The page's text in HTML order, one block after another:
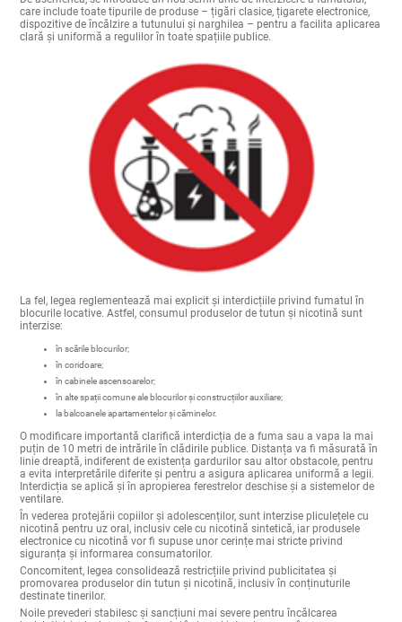
De asemenea, se introduce un nou semn unic de interzicere a fumatului,
care include toate tipurile de produse – țigări clasice, țigarete electronice,
dispozitive de încălzire a tutunului și narghilea – pentru a facilita aplicarea
La fel, legea reglementează mai explicit și interdicțiile privind fumatul în
blocurile locative. Astfel, consumul produselor de tutun și nicotină sunt
interzise:
în scările blocurilor;
în coridoare;
în cabinele ascensoarelor;
în alte spații comune ale blocurilor și construcțiilor auxiliare;
la balcoanele apartamentelor și căminelor.
O modificare importantă clarifică interdicția de a fuma sau a vapa la mai
puțin de 10 metri de intrările în clădirile publice. Distanța va fi măsurată în
linie dreaptă, indiferent de existența gardurilor sau altor obstacole, pentru
a evita interpretările diferite și pentru a asigura aplicarea uniformă a legii.
Interdicția se aplică și în apropierea ferestrelor deschise și a sistemelor de
ventilare.
În vederea protejării copiilor și adolescenților, sunt interzise pliculețele cu
nicotină pentru uz oral, inclusiv cele cu nicotină sintetică, iar produsele
electronice cu nicotină vor fi supuse unor cerințe mai stricte privind
siguranța și informarea consumatorilor.
Concomitent, legea consolidează restricțiile privind publicitatea și
promovarea produselor din tutun și nicotină, inclusiv în conținuturile
destinate tinerilor.